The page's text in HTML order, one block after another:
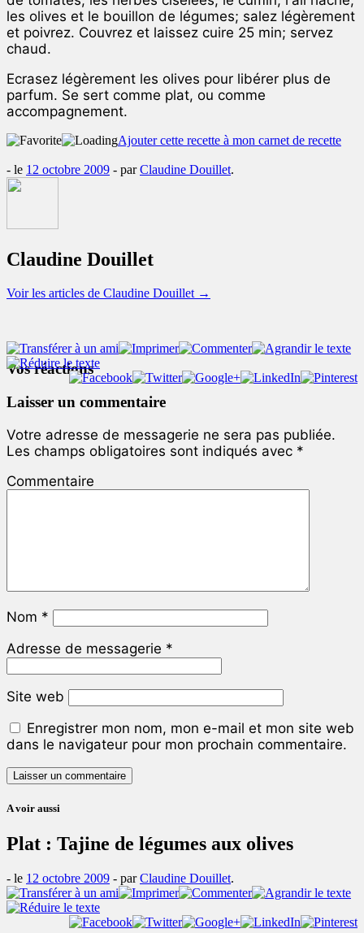
les olives et le bouillon de légumes; salez légèrement
et poivrez. Couvrez et laissez cuire 25 min; servez
chaud.
Ecrasez légèrement les olives pour libérer plus de
parfum. Se sert comme plat, ou comme
accompagnement.
Ajouter cette recette à mon carnet de recette
- le 12 octobre 2009 - parClaudine Douillet.
Claudine Douillet
Voir les articles de Claudine Douillet →
Vos réactions
Laisser un commentaire
Votre adresse de messagerie ne sera pas publiée.
Les champs obligatoires sont indiqués avec *
Commentaire
Nom *
Adresse de messagerie *
Site web
Enregistrer mon nom, mon e-mail et mon site web
dans le navigateur pour mon prochain commentaire.
A voir aussi
Plat : Tajine de légumes aux olives
- le 12 octobre 2009 - parClaudine Douillet.